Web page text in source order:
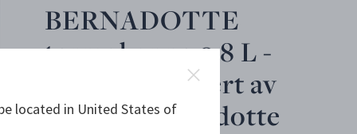
BERNADOTTE
termokanne 0,8 L -
Design Inspirert av
Sigvard Bernadotte
located in United States of